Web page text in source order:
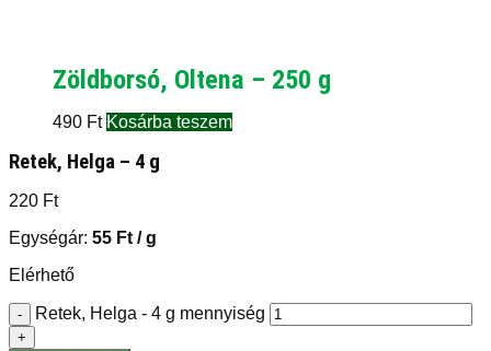
Zöldborsó, Oltena – 250 g
490 Ft Kosárba teszem
Retek, Helga – 4 g
220 Ft
Egységár: 55 Ft / g
Elérhető
- Retek, Helga - 4 g mennyiség
+